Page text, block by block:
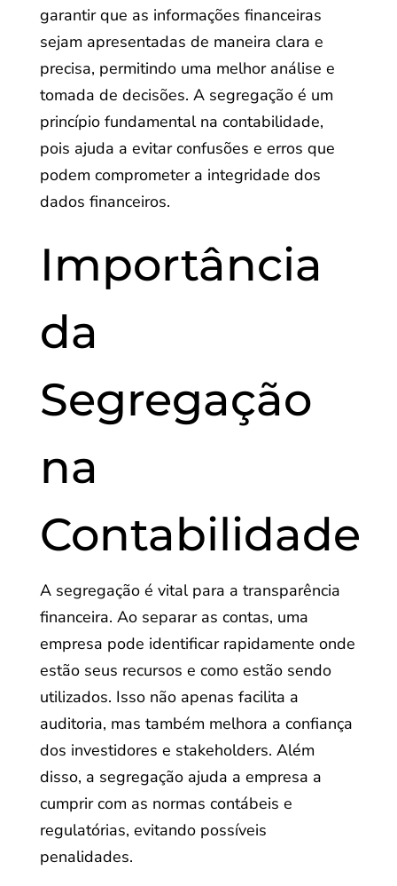
garantir que as informações financeiras
sejam apresentadas de maneira clara e
precisa, permitindo uma melhor análise e
tomada de decisões. A segregação é um
princípio fundamental na contabilidade,
pois ajuda a evitar confusões e erros que
podem comprometer a integridade dos
dados financeiros.
Importância
da
Segregação
na
Contabilidade
A segregação é vital para a transparência
financeira. Ao separar as contas, uma
empresa pode identificar rapidamente onde
estão seus recursos e como estão sendo
utilizados. Isso não apenas facilita a
auditoria, mas também melhora a confiança
dos investidores e stakeholders. Além
disso, a segregação ajuda a empresa a
cumprir com as normas contábeis e
regulatórias, evitando possíveis
penalidades.